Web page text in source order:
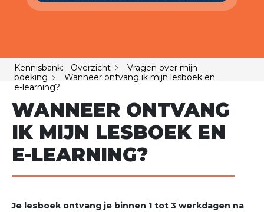
Kennisbank: Overzicht
Vragen over mijn
boeking
Wanneer ontvang ik mijn lesboek en
e-learning?
WANNEER ONTVANG
IK MIJN LESBOEK EN
E-LEARNING?
Je lesboek ontvang je binnen 1 tot 3 werkdagen na